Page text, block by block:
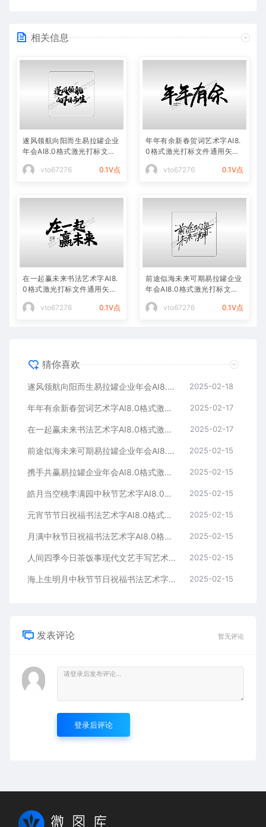
相关信息
遂风领航向阳而生易拉罐企业
年会AI8.0格式激光打标文件
vto67276
0.1V点
年年有余新春贺词艺术字AI8.
0格式激光打标文件通用矢量
vto67276
0.1V点
在一起赢未来书法艺术字AI8.
0格式激光打标文件通用矢量
vto67276
0.1V点
前途似海未来可期易拉罐企业
年会AI8.0格式激光打标文件
vto67276
0.1V点
猜你喜欢
遂风领航向阳而生易拉罐企业年会AI8.0格式激光打标文件通用矢量图 2025-02-18
年年有余新春贺词艺术字AI8.0格式激光打标文件通用矢量图 2025-02-17
在一起赢未来书法艺术字AI8.0格式激光打标文件通用矢量图 2025-02-17
前途似海未来可期易拉罐企业年会AI8.0格式激光打标文件通用矢量图 2025-02-15
携手共赢易拉罐企业年会AI8.0格式激光打标文件通用矢量图 2025-02-15
皓月当空桃李满园中秋节艺术字AI8.0格式激光打标文件通用矢量图 2025-02-15
元宵节节日祝福书法艺术字AI8.0格式激光打标文件通用矢量图 2025-02-15
月满中秋节日祝福书法艺术字AI8.0格式激光打标文件通用矢量图 2025-02-15
人间四季今日茶饭事现代文艺手写艺术字AI8.0格式激光打标文件通用矢量图 2025-02-15
海上生明月中秋节节日祝福书法艺术字AI8.0格式激光打标文件通用矢量图 2025-02-15
发表评论 暂无评论
登录后评论